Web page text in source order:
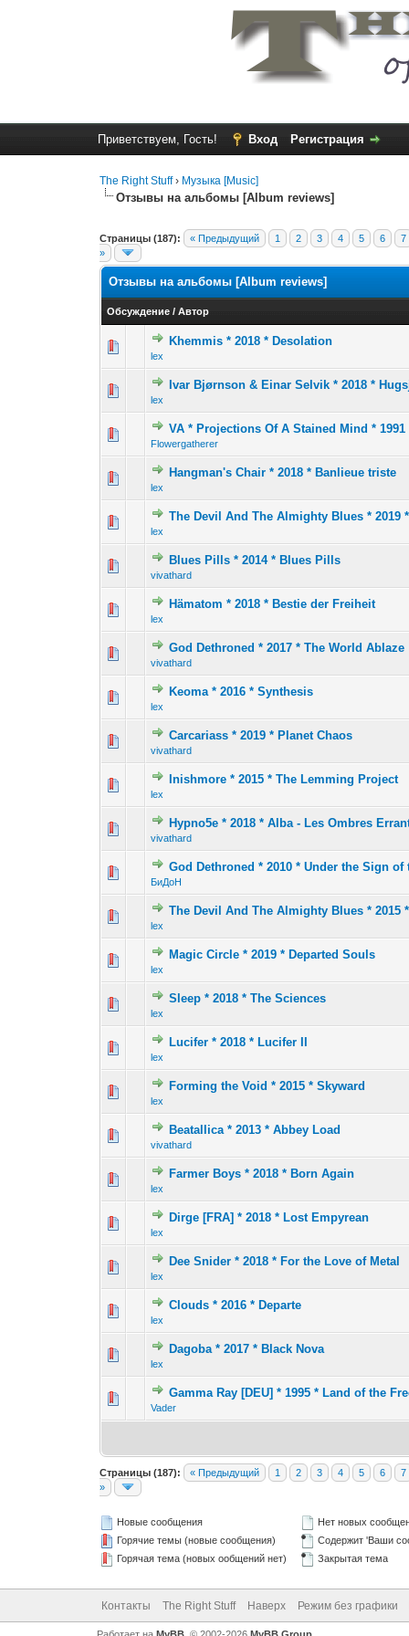
Приветствуем, Гость! Вход Регистрация
The Right Stuff› Музыка [Music]
Отзывы на альбомы [Album reviews]
Страницы (187): « Предыдущий 1 2 3 4 5 6 7
»
Отзывы на альбомы [Album reviews]
Обсуждение /Автор
Khemmis * 2018 * Desolation
lex
0 голос(ов) - 0 из 5
Ivar Bjørnson & Einar Selvik * 2018 *
lex
1 голос(ов) -
12
VA * Projections Of A Stained Mind * 1991
Flowergatherer
1 голос(ов)
123
Hangman's Chair * 2018 * Banlieue triste
lex
0 голос(ов) - 0 из 5
1
The Devil And The Almighty Blues * 2019
lex
1 голос(ов)
12
Blues Pills * 2014 * Blues Pills
vivathard
3 голос(ов) -
Hämatom * 2018 * Bestie der Freiheit
lex
1 голос(ов)
God Dethroned * 2017 * The World Ablaze
vivathard
1 голос(ов)
123
Keoma * 2016 * Synthesis
lex
0 голос(ов) - 0 из 5
Carcariass * 2019 * Planet Chaos
vivathard
1 голос(ов)
Inishmore * 2015 * The Lemming Project
lex
0 голос(ов) - 0 из 5
12
Hypno5e * 2018 * Alba - Les Ombres
vivathard
1 голос(ов)
12
God Dethroned * 2010 * Under the Sign of
БиДоН
2 голос(ов) -
12
The Devil And The Almighty Blues *
lex
0 голос(ов) - 0 из
12
Magic Circle * 2019 * Departed Souls
lex
0 голос(ов) - 0 из 5
Sleep * 2018 * The Sciences
lex
1 голос(ов) - 2
Lucifer * 2018 * Lucifer II
lex
0 голос(ов) - 0 из 5
Forming the Void * 2015 * Skyward
lex
0 голос(ов) - 0 из 5
Beatallica * 2013 * Abbey Load
vivathard
1 голос(ов)
Farmer Boys * 2018 * Born Again
lex
1 голос(ов)
Dirge [FRA] * 2018 * Lost Empyrean
lex
0 голос(ов) - 0 из 5
Dee Snider * 2018 * For the Love of Metal
lex
0 голос(ов) - 0 из 5
12
Clouds * 2016 * Departe
lex
Dagoba * 2017 * Black Nova
lex
0 голос(ов) - 0 из 5
Gamma Ray [DEU] * 1995 * Land of the
Vader
4 голос(ов)
1 2
Страницы (187): « Предыдущий 1 2 3 4 5 6 7
»
Новые сообщения
Горячие темы (новые сообщения)
Горячая тема (новых ообщений нет)
Нет новых
Содержит 'Ваши
Закрытая тема
Контакты The Right Stuff Наверх Режим без графики